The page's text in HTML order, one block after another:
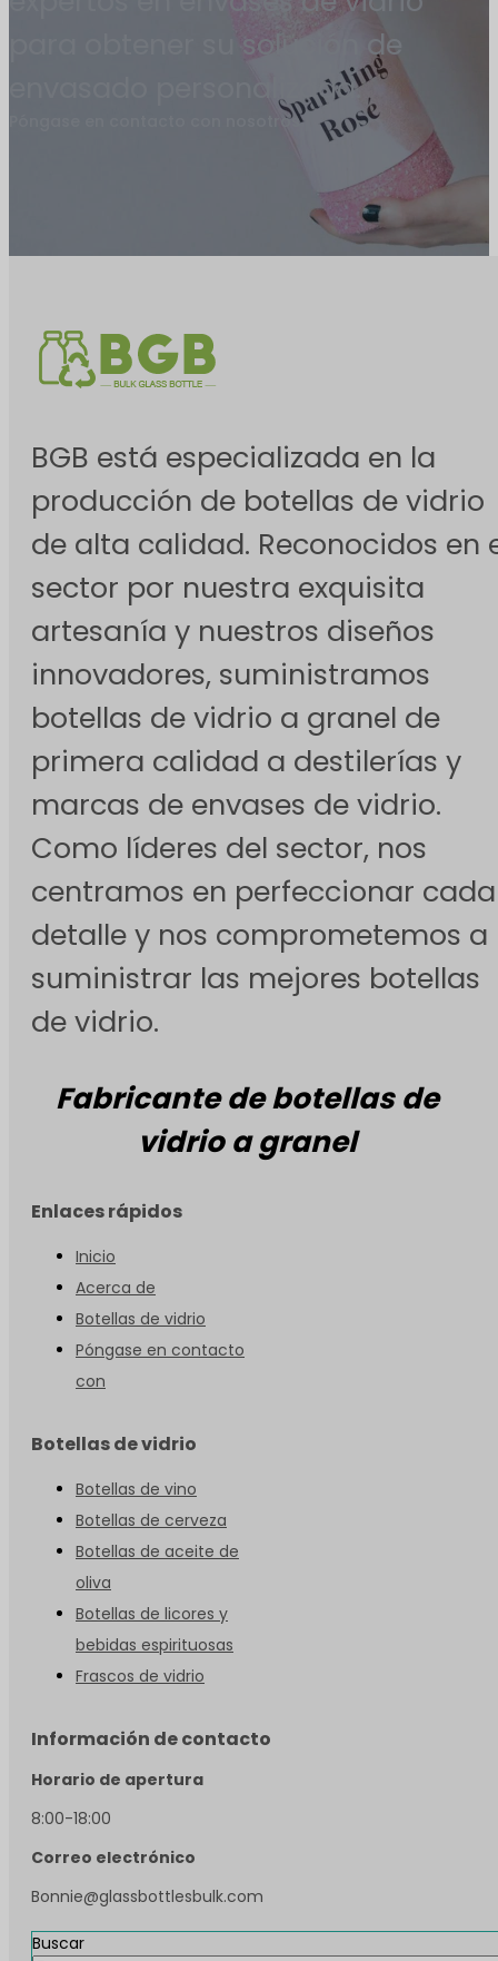
para obtener su solución de
envasado personalizada.
Póngase en contacto con nosotros
BGB está especializada en la
producción de botellas de vidrio
de alta calidad. Reconocidos en
sector por nuestra exquisita
artesanía y nuestros diseños
innovadores, suministramos
botellas de vidrio a granel de
primera calidad a destilerías y
marcas de envases de vidrio.
Como líderes del sector, nos
centramos en perfeccionar cada
detalle y nos comprometemos a
suministrar las mejores botellas
de vidrio.
Fabricante de botellas de
vidrio a granel
Enlaces rápidos
Inicio
Acerca de
Botellas de vidrio
Póngase en contacto
con
Botellas de vidrio
Botellas de vino
Botellas de cerveza
Botellas de aceite de
oliva
Botellas de licores y
bebidas espirituosas
Frascos de vidrio
Información de contacto
Horario de apertura
8:00-18:00
Correo electrónico
Bonnie@glassbottlesbulk.com
Buscar